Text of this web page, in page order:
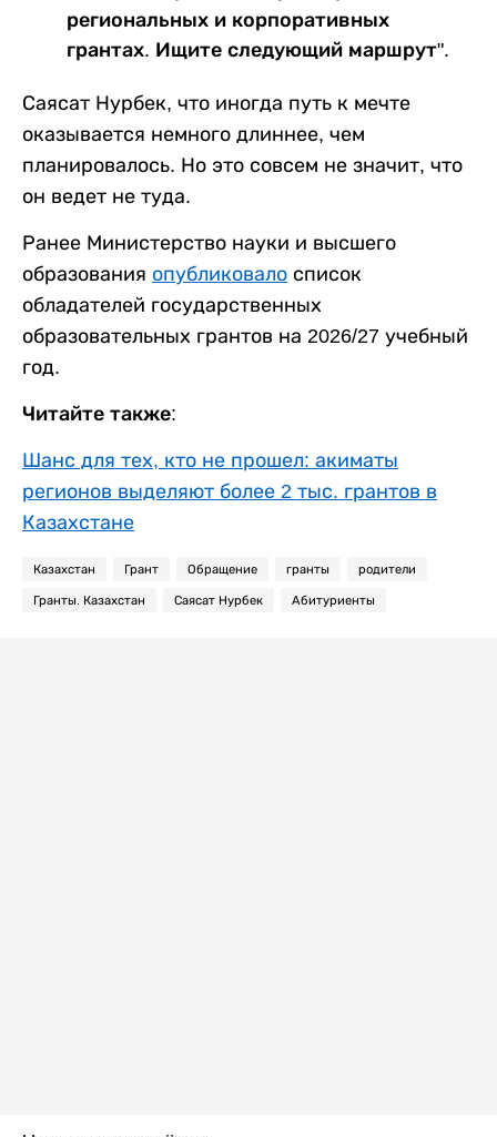
региональных и корпоративных
грантах. Ищите следующий маршрут".
Саясат Нурбек, что иногда путь к мечте
оказывается немного длиннее, чем
планировалось. Но это совсем не значит, что
он ведет не туда.
Ранее Министерство науки и высшего
образования опубликовало список
обладателей государственных
образовательных грантов на 2026/27 учебный
год.
Читайте также:
Шанс для тех, кто не прошел: акиматы
регионов выделяют более 2 тыс. грантов в
Казахстане
Казахстан Грант Обращение гранты родители
Гранты. Казахстан Саясат Нурбек Абитуриенты